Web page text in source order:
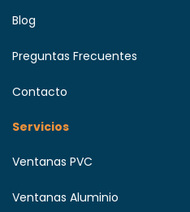
Blog
Preguntas Frecuentes
Contacto
Servicios
Ventanas PVC
Ventanas Aluminio